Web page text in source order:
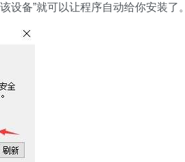
备”就可以让程序自动给你安装了。